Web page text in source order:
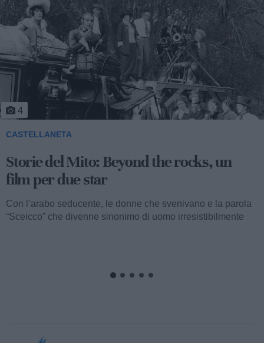
5
CASTELLANETA
Storie del Mito: Uno sceicco esuberante
Valentino fu consacrato attore internazionale, come abbiamo
visto, con il film “I quattro cavalieri dell’Apocalisse”. Così
cominciava...